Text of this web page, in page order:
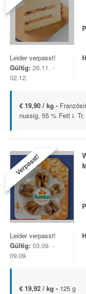
Leider verpasst!
Gültig: 26.11. -
02.12.
€ 19,90 / kg -
nussig, 55 % Fett i.
Verpasst!
Leider verpasst!
Gültig: 03.09. -
09.09.
€ 19,92 / kg - 125 g